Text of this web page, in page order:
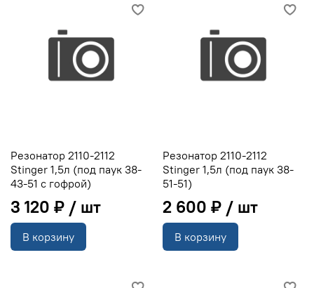
Резонатор 2110-2112
Stinger 1,5л (под паук 38-
43-51 с гофрой)
3 120 ₽
В корзину
Резонатор 2110-2112
Stinger 1,5л (под паук 38-
51-51)
2 600 ₽
В корзину